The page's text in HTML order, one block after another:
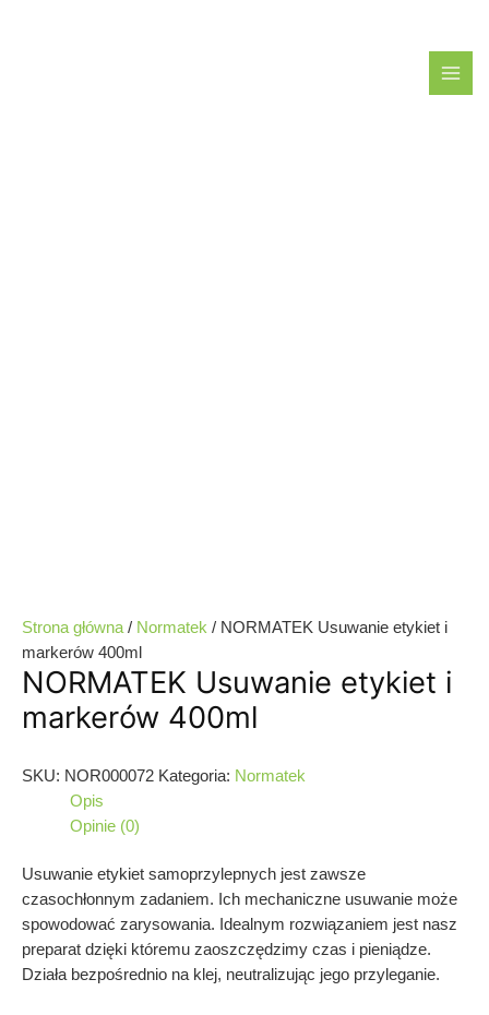
Strona główna / Normatek / NORMATEK Usuwanie etykiet i
markerów 400ml
NORMATEK Usuwanie etykiet i
markerów 400ml
SKU: NOR000072 Kategoria: Normatek
Opis
Opinie (0)
Usuwanie etykiet samoprzylepnych jest zawsze
czasochłonnym zadaniem. Ich mechaniczne usuwanie może
spowodować zarysowania. Idealnym rozwiązaniem jest nasz
preparat dzięki któremu zaoszczędzimy czas i pieniądze.
Działa bezpośrednio na klej, neutralizując jego przyleganie.